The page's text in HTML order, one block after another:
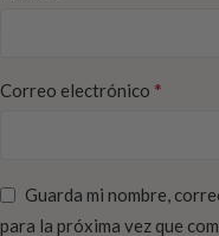
Correo electrónico *
Guarda mi nombre,
para la próxima vez que